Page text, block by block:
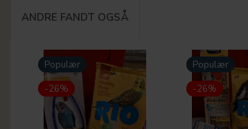
ANDRE FANDT OGSÅ
Populær
-26%
Populær
-26%